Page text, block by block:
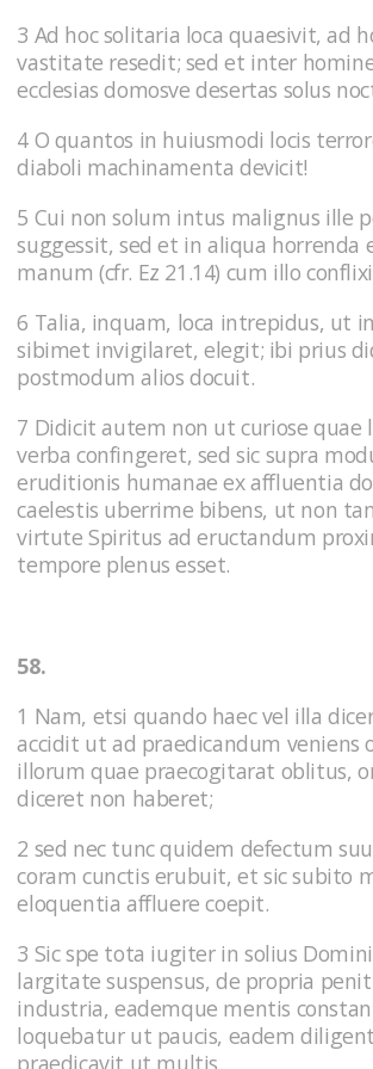
3 Ad hoc solitaria loca quaesivit, ad
vastitate resedit; sed et inter
ecclesias domosve desertas solus
4 O quantos in huiusmodi locis
diaboli machinamenta devicit!
5 Cui non solum intus malignus ille
suggessit, sed et in aliqua horrenda
manum (cfr. Ez 21.14) cum illo
6 Talia, inquam, loca intrepidus, ut
sibimet invigilaret, elegit; ibi prius
postmodum alios docuit.
7 Didicit autem non ut curiose quae
verba confingeret, sed sic supra
eruditionis humanae ex affluentia
caelestis uberrime bibens, ut non
virtute Spiritus ad eructandum
tempore plenus esset.
58.
1 Nam, etsi quando haec vel illa
accidit ut ad praedicandum veniens
illorum quae praecogitarat oblitus,
diceret non haberet;
2 sed nec tunc quidem defectum
coram cunctis erubuit, et sic subito
eloquentia affluere coepit.
3 Sic spe tota iugiter in solius
largitate suspensus, de propria
industria, eademque mentis
loquebatur ut paucis, eadem
praedicavit ut multis.